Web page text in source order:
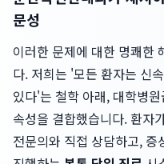
문성
이러한 문제에 대한 명쾌한
다. 저희는 '모든 환자는 신
있다'는 철학 아래, 대학병
속성을 결합했습니다. 환자
전문의와 직접 상담하고, 증